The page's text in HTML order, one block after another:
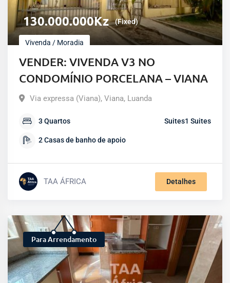
130.000.000Kz (Fixed)
Vivenda / Moradia
VENDER: VIVENDA V3 NO
CONDOMÍNIO PORCELANA – VIANA
Via expressa (Viana), Viana, Luanda
3Quartos Suites1 Suites
2Casas de banho de apoio
TAA ÁFRICA Detalhes
Para Arrendamento